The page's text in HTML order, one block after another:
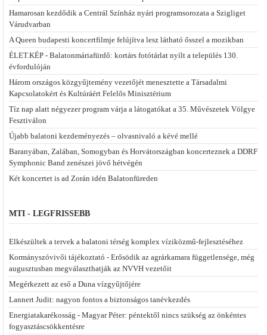
Hamarosan kezdődik a Centrál Színház nyári programsorozata a Szigliget
Várudvarban
A Queen budapesti koncertfilmje felújítva lesz látható ősszel a mozikban
ÉLET.KÉP - Balatonmáriafürdő: kortárs fotótárlat nyílt a település 130.
évfordulóján
Három országos közgyűjtemény vezetőjét menesztette a Társadalmi
Kapcsolatokért és Kultúráért Felelős Minisztérium
Tíz nap alatt négyezer program várja a látogatókat a 35. Művészetek Völgye
Fesztiválon
Újabb balatoni kezdeményezés – olvasnivaló a kévé mellé
Baranyában, Zalában, Somogyban és Horvátországban koncerteznek a DDRF
Symphonic Band zenészei jövő hétvégén
Két koncertet is ad Zorán idén Balatonfüreden
MTI - LEGFRISSEBB
Elkészültek a tervek a balatoni térség komplex víziközmű-fejlesztéséhez
Kormányszóvivői tájékoztató - Erősödik az agrárkamara függetlensége, még
augusztusban megválaszthatják az NVVH vezetőit
Megérkezett az eső a Duna vízgyűjtőjére
Lannert Judit: nagyon fontos a biztonságos tanévkezdés
Energiatakarékosság - Magyar Péter: péntektől nincs szükség az önkéntes
fogyasztáscsökkentésre